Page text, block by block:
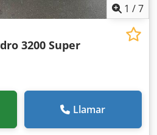
1 /7
3200 Super
Llamar